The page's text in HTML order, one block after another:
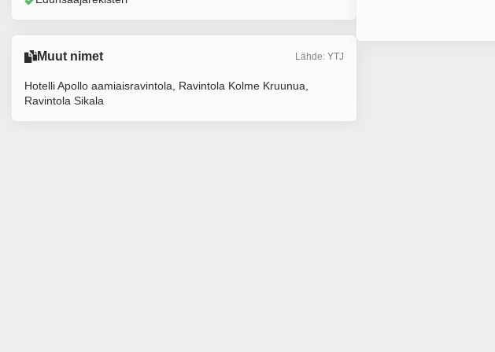
Muut nimet Lähde: YTJ
Hotelli Apollo aamiaisravintola, Ravintola Kolme Kruunua,
Ravintola Sikala